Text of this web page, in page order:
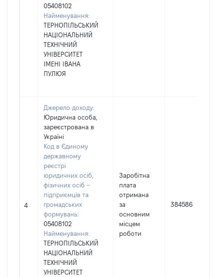
05408102
Найменування:
ТЕРНОПІЛЬСЬКИЙ
НАЦІОНАЛЬНИЙ
ТЕХНІЧНИЙ
УНІВЕРСИТЕТ
ІМЕНІ ІВАНА
ПУЛЮЯ
4
Джерело доходу:
Юридична особа,
зареєстрована в
Україні
Код в Єдиному
державному
реєстрі
юридичних осіб,
фізичних осіб –
підприємців та
громадських
формувань:
05408102
Найменування:
ТЕРНОПІЛЬСЬКИЙ
НАЦІОНАЛЬНИЙ
ТЕХНІЧНИЙ
УНІВЕРСИТЕТ
Заробітна
плата
отримана
за
основним
місцем
роботи
384586